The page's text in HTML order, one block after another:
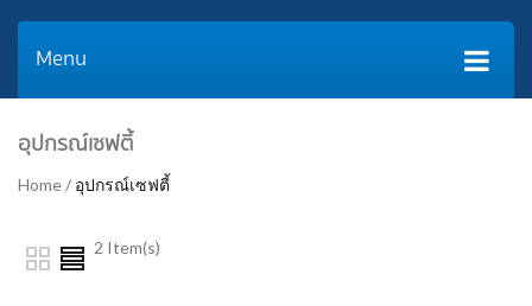
Menu
Home/ อุปกรณ์เซฟตี้
อุปกรณ์เซฟตี้
2 Item(s)